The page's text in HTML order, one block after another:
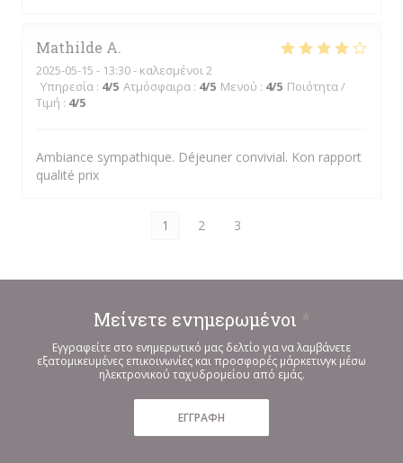
Mathilde A
2025-05-15 - 13:30 - καλεσμένοι 2
Υπηρεσία : 4/5 Ατμόσφαιρα : 4/5 Μενού : 4/5 Ποιότητα /
Τιμή : 4/5
Ambiance sympathique. Déjeuner convivial. Kon rapport
qualité prix
1 2 3
Μείνετε ενημερωμένοι
Εγγραφείτε στο ενημερωτικό μας δελτίο για να λαμβάνετε
εξατομικευμένες επικοινωνίες και προσφορές μάρκετινγκ μέσω
ηλεκτρονικού ταχυδρομείου από εμάς.
ΕΓΓΡΑΦΉ